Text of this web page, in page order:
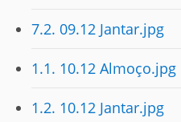
7.2. 09.12 Jantar.jpg
1.1. 10.12 Almoço.jpg
1.2. 10.12 Jantar.jpg